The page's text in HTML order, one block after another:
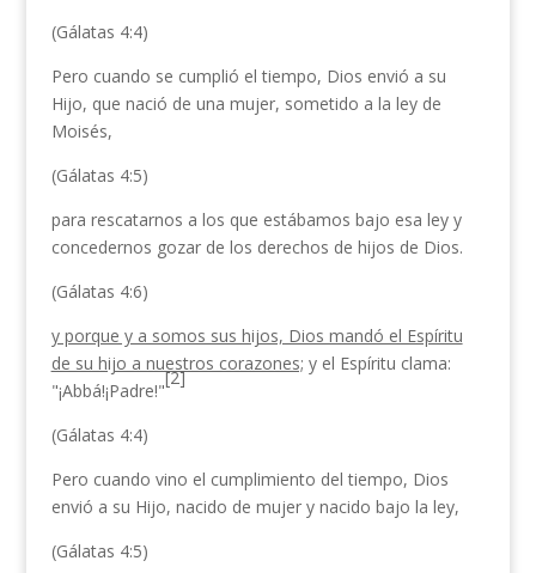
(Gálatas 4:4)
Pero cuando se cumplió el tiempo, Dios envió a su
Hijo, que nació de una mujer, sometido a la ley de
Moisés,
(Gálatas 4:5)
para rescatarnos a los que estábamos bajo esa ley y
concedernos gozar de los derechos de hijos de Dios.
(Gálatas 4:6)
y porque y a somos sus hijos, Dios mandó el Espíritu
de su hijo a nuestros corazones; y el Espíritu clama:
"¡Abbá!¡Padre!"
[2]
(Gálatas 4:4)
Pero cuando vino el cumplimiento del tiempo, Dios
envió a su Hijo, nacido de mujer y nacido bajo la ley,
(Gálatas 4:5)